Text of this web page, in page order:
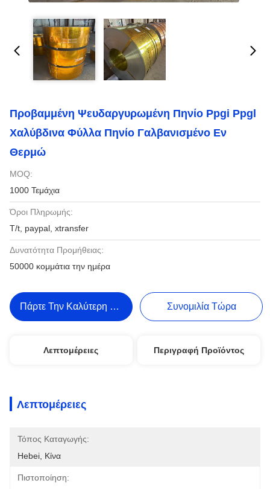
Προβαμμένη Ψευδαργυρωμένη Πηνίο Ppgi Ppgl
Χαλύβδινα Φύλλα Πηνίο Γαλβανισμένο Εν
Θερμώ
MOQ:
1000 Τεμάχια
Όροι Πληρωμής:
T/t, paypal, xtransfer
Δυνατότητα Προμήθειας:
50000 κομμάτια την ημέρα
Πάρτε Την Καλύτερη Τιμή Συνομιλία Τώρα
Λεπτομέρειες Περιγραφή Προϊόντος
Λεπτομέρειες
Τόπος Καταγωγής:
Hebei, Κίνα
Πιστοποίηση: